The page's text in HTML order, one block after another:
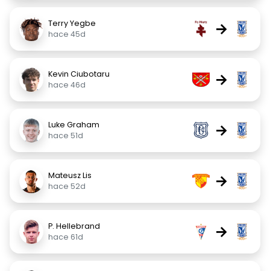
Terry Yegbe
hace 45d
→
Kevin Ciubotaru
hace 46d
→
Luke Graham
hace 51d
→
Mateusz Lis
hace 52d
→
P. Hellebrand
hace 61d
→